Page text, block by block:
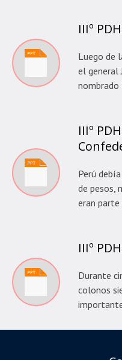
IIIº
Luego de
el general
nombrado
IIIº
Perú
de pesos,
eran
IIIº
Durante
colonos